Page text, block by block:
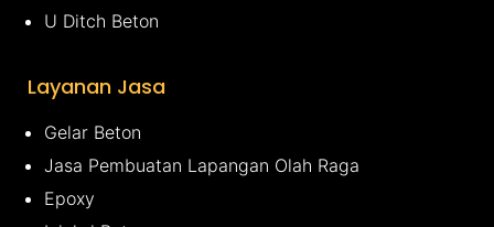
U Ditch Beton
Layanan Jasa
Gelar Beton
Jasa Pembuatan Lapangan Olah Raga
Epoxy